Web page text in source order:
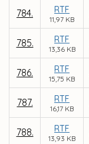
784. RTF
11,97 KB
785. RTF
13,36 KB
786. RTF
15,75 KB
787. RTF
16,17 KB
788. RTF
13,93 KB